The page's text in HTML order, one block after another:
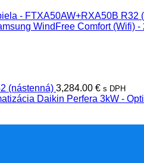
- FTXA50AW+RXA50B R32
WindFree Comfort (Wifi) -
(nástenná) 3,284.00 € s DPH
Daikin Perfera 3kW -